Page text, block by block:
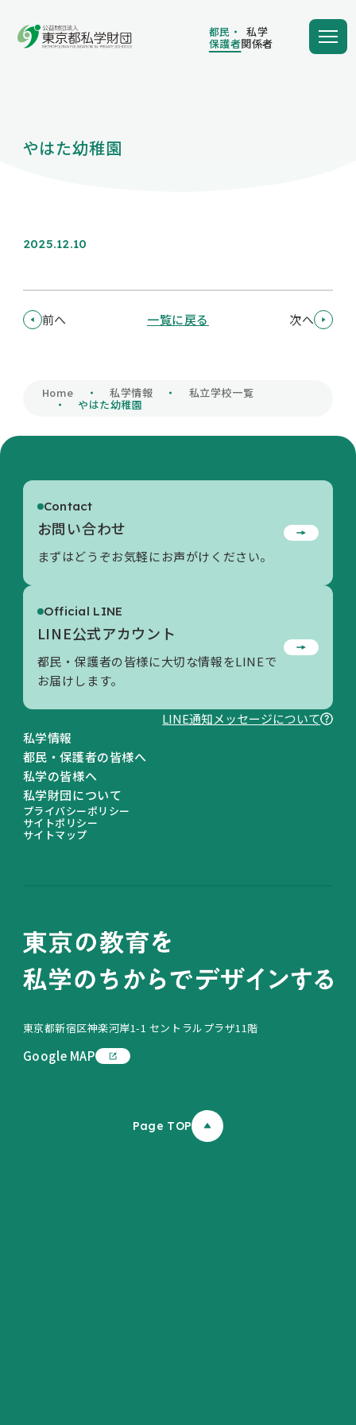
都民・
保護者
私学
関係者
学費を借りる
活動内容/各種資料
やはた幼稚園
2025.12.10
前へ 一覧に戻る 次へ
Home 私学情報 私立学校一覧
やはた幼稚園
東京都新宿区神楽河岸1-1 セントラルプラザ11階
Google MAP
Page TOP
私学情報
都民・保護者の皆様へ
私学の皆様へ
私学財団について
プライバシーポリシー
サイトポリシー
サイトマップ
Contact
お問い合わせ
まずはどうぞお気軽にお声がけください。
Official LINE
LINE公式アカウント
都民・保護者の皆様に大切な情報をLINEで
お届けします。
LINE通知メッセージについて